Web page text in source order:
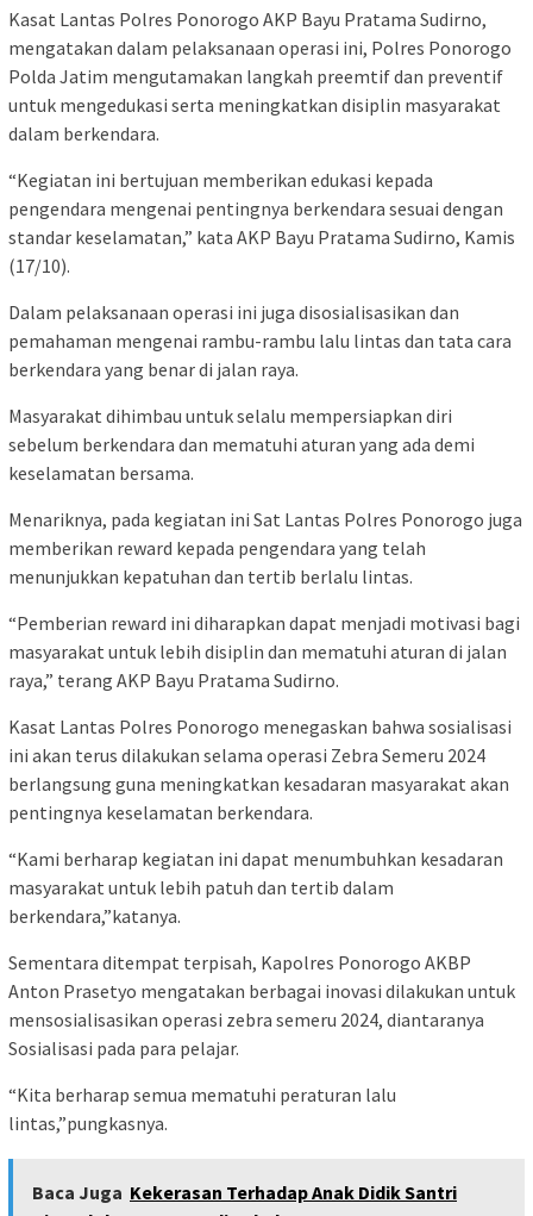
Kasat Lantas Polres Ponorogo AKP Bayu Pratama Sudirno,
mengatakan dalam pelaksanaan operasi ini, Polres Ponorogo
Polda Jatim mengutamakan langkah preemtif dan preventif
untuk mengedukasi serta meningkatkan disiplin masyarakat
dalam berkendara.
“Kegiatan ini bertujuan memberikan edukasi kepada
pengendara mengenai pentingnya berkendara sesuai dengan
standar keselamatan,” kata AKP Bayu Pratama Sudirno, Kamis
(17/10).
Dalam pelaksanaan operasi ini juga disosialisasikan dan
pemahaman mengenai rambu-rambu lalu lintas dan tata cara
berkendara yang benar di jalan raya.
Masyarakat dihimbau untuk selalu mempersiapkan diri
sebelum berkendara dan mematuhi aturan yang ada demi
keselamatan bersama.
Menariknya, pada kegiatan ini Sat Lantas Polres Ponorogo juga
memberikan reward kepada pengendara yang telah
menunjukkan kepatuhan dan tertib berlalu lintas.
“Pemberian reward ini diharapkan dapat menjadi motivasi bagi
masyarakat untuk lebih disiplin dan mematuhi aturan di jalan
raya,” terang AKP Bayu Pratama Sudirno.
Kasat Lantas Polres Ponorogo menegaskan bahwa sosialisasi
ini akan terus dilakukan selama operasi Zebra Semeru 2024
berlangsung guna meningkatkan kesadaran masyarakat akan
pentingnya keselamatan berkendara.
“Kami berharap kegiatan ini dapat menumbuhkan kesadaran
masyarakat untuk lebih patuh dan tertib dalam
berkendara,”katanya.
Sementara ditempat terpisah, Kapolres Ponorogo AKBP
Anton Prasetyo mengatakan berbagai inovasi dilakukan untuk
mensosialisasikan operasi zebra semeru 2024, diantaranya
Sosialisasi pada para pelajar.
“Kita berharap semua mematuhi peraturan lalu
lintas,”pungkasnya.
Baca Juga Kekerasan Terhadap Anak Didik Santri